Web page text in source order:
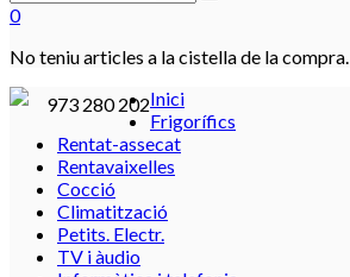
0
No teniu articles a la cistella de la compra.
973 280 202Inici
Frigorífics
Rentat-assecat
Rentavaixelles
Cocció
Climatització
Petits. Electr.
TV i àudio